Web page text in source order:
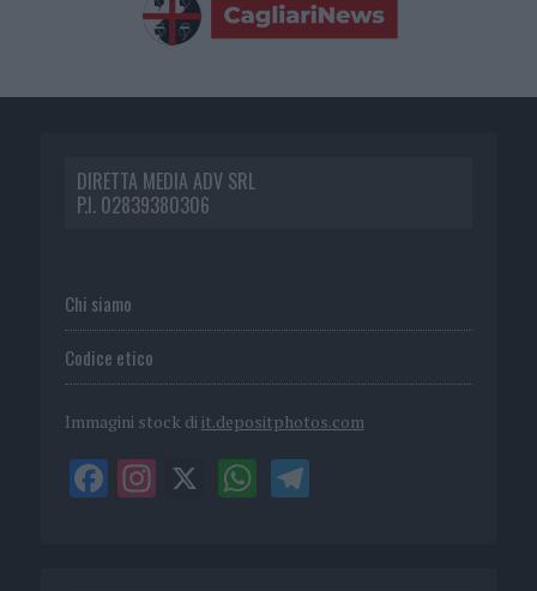
DIRETTA MEDIA ADV SRL
P.I. 02839380306
Chi siamo
Codice etico
Immagini stock di it.depositphotos.com